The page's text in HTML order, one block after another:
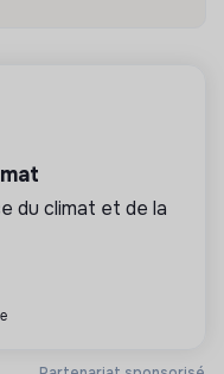
de concevoir
éco-
de la
du climat et de la